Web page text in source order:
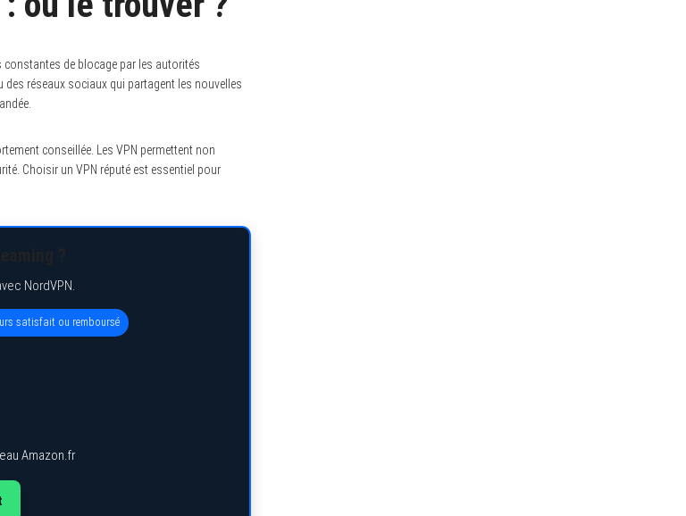
constantes de blocage par les autorités
réseaux sociaux qui partagent les nouvelles
conseillée. Les VPN permettent non
Choisir un VPN réputé est essentiel pour
NordVPN.
satisfait ou remboursé
Amazon.fr